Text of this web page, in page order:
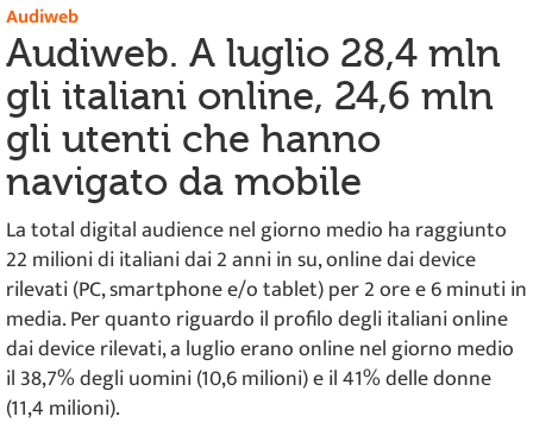
Audiweb
Audiweb. A luglio 28,4 mln
gli italiani online, 24,6 mln
gli utenti che hanno
navigato da mobile
La total digital audience nel giorno medio ha raggiunto
22 milioni di italiani dai 2 anni in su, online dai device
rilevati (PC, smartphone e/o tablet) per 2 ore e 6 minuti in
media. Per quanto riguardo il profilo degli italiani online
dai device rilevati, a luglio erano online nel giorno medio
il 38,7% degli uomini (10,6 milioni) e il 41% delle donne
(11,4 milioni).